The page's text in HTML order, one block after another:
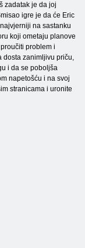
zadatak je da joj
igre je da će Eric
na sastanku
koji ometaju planove
problem i
dosta zanimljivu priču,
i da se poboljša
napetošću i na svoj
stranicama i uronite